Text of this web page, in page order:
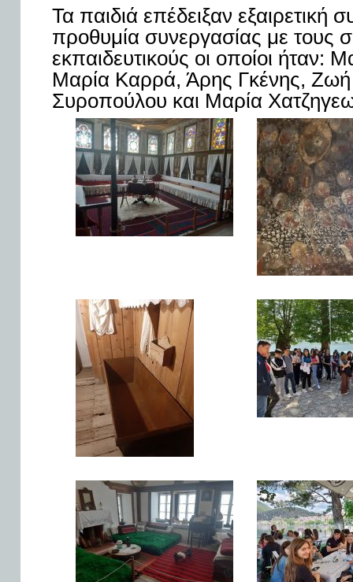
Τα παιδιά επέδειξαν εξαιρετική
προθυμία συνεργασίας με τους
εκπαιδευτικούς οι οποίοι ήταν:
Μαρία Καρρά, Άρης Γκένης, Ζωή
Συροπούλου και Μαρία